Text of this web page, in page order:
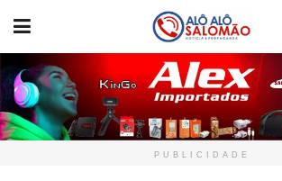
PUBLICIDADE